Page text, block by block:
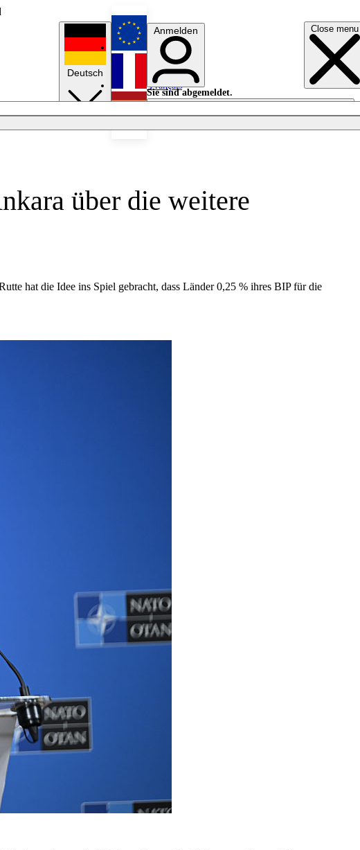
Close menu
Deutsch
English
Français
Anmelden
Sie sind abgemeldet.
Anmelden
Licht aus
über die weitere
hat die Idee ins Spiel gebracht, dass Länder 0,25 % ihres BIP für die